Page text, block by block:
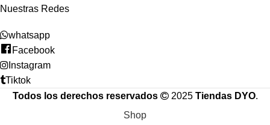
Nuestras Redes
whatsapp
Facebook
Instagram
Tiktok
Todos los derechos reservados
2025 Tiendas DYO.
Shop